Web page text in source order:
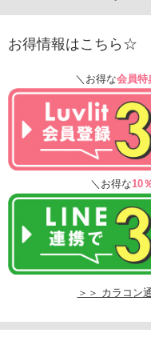
お得情報はこちら☆
＼お得な会員特
＼お得な10
＞＞ カラコン